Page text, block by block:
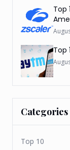
Top
Top
Categories
Top 10